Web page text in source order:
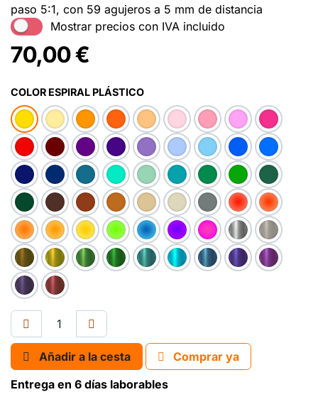
paso 5:1, con 59 agujeros a 5 mm de distancia
Mostrar precios con IVA incluido
70,00€
COLOR ESPIRAL PLÁSTICO
Añadir a la cesta
Comprar ya
Entrega en 6 días laborables